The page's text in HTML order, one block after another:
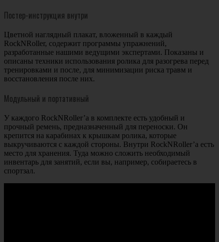
Постер-инструкция внутри
Цветной наглядный плакат, вложенный в каждый
RockNRoller, содержит программы упражнений,
разработанные нашими ведущими экспертами. Показаны и
описаны техники использования ролика для разогрева перед
тренировками и после, для минимизации риска травм и
восстановления после них.
Модульный и портативный
У каждого RockNRoller’а в комплекте есть удобный и
прочный ремень, предназначенный для переноски. Он
крепится на карабинах к крышкам ролика, которые
выкручиваются с каждой стороны. Внутри RockNRoller’а есть
место для хранения. Туда можно сложить необходимый
инвентарь для занятий, если вы, например, собираетесь в
спортзал.